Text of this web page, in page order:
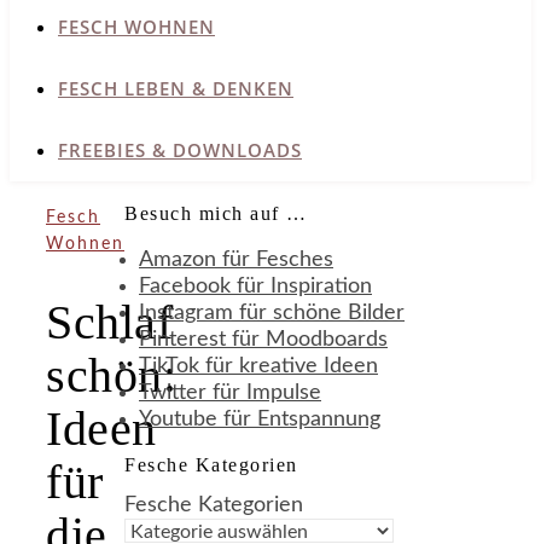
FESCH WOHNEN
FESCH LEBEN & DENKEN
FREEBIES & DOWNLOADS
Fesch
Wohnen
Schlaf
schön:
Ideen
für
Besuch mich auf …
Amazon für Fesches
Facebook für Inspiration
Instagram für schöne Bilder
Pinterest für Moodboards
TikTok für kreative Ideen
Twitter für Impulse
Youtube für Entspannung
Fesche Kategorien
Fesche Kategorien